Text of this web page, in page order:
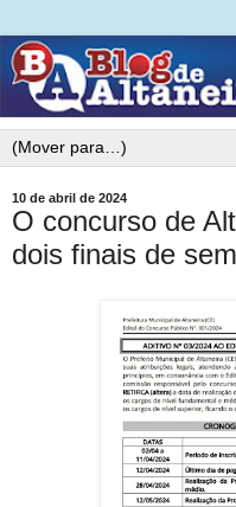
10 de abril de 2024
O concurso de
dois finais de